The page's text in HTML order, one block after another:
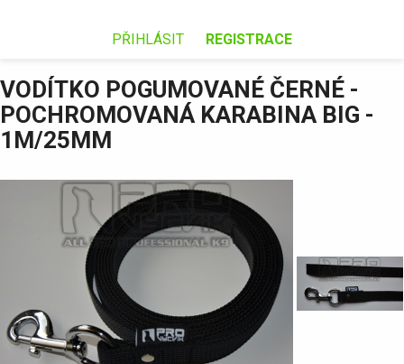
PŘIHLÁSIT REGISTRACE
VODÍTKO POGUMOVANÉ ČERNÉ -
POCHROMOVANÁ KARABINA BIG -
1M/25MM